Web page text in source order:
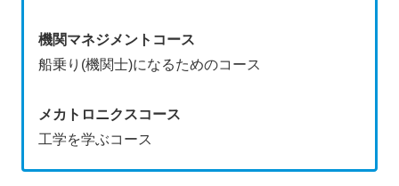
機関マネジメントコース
船乗り(機関士)になるためのコース
メカトロニクスコース
工学を学ぶコース